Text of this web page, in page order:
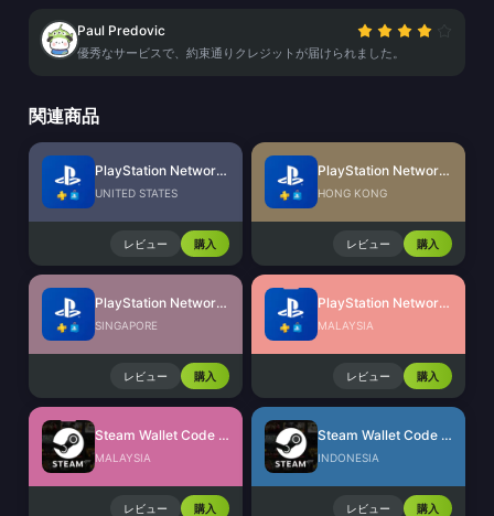
Paul Predovic
優秀なサービスで、約束通りクレジットが届けられました。
関連商品
PlayStation Network Card (US)
UNITED STATES
レビュー 購入
PlayStation Network Card (HK)
HONG KONG
レビュー 購入
PlayStation Network Card (SG)
SINGAPORE
レビュー 購入
PlayStation Network Card (MY)
MALAYSIA
レビュー 購入
Steam Wallet Code (MYR)
MALAYSIA
レビュー 購入
Steam Wallet Code (IDR)
INDONESIA
レビュー 購入